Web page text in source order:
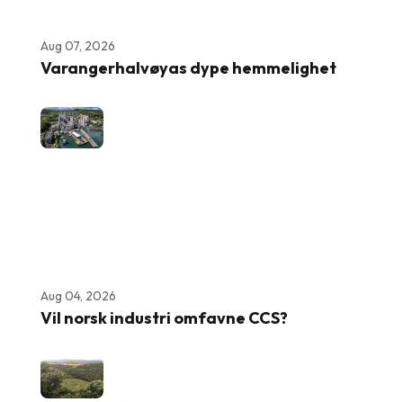
Aug 07, 2026
Varangerhalvøyas dype hemmelighet
Aug 04, 2026
Vil norsk industri omfavne CCS?